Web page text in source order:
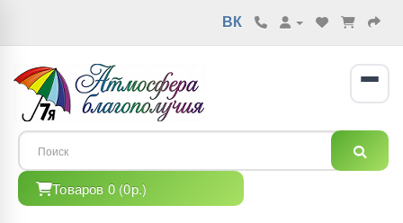
ВК
Товаров 0 (0р.)